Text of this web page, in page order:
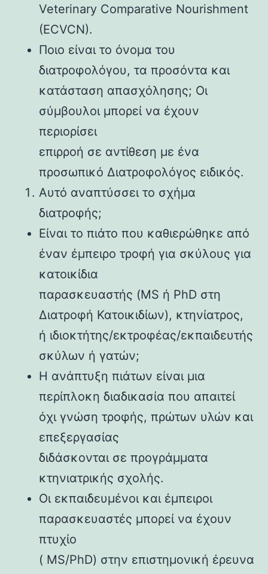
Veterinary Comparative Nourishment
(ECVCN).
Ποιο είναι το όνομα του
διατροφολόγου, τα προσόντα και
κατάσταση απασχόλησης; Οι
σύμβουλοι μπορεί να έχουν
περιορίσει
επιρροή σε αντίθεση με ένα
προσωπικό Διατροφολόγος ειδικός.
Αυτό αναπτύσσει το σχήμα
διατροφής;
Είναι το πιάτο που καθιερώθηκε από
έναν έμπειρο τροφή για σκύλους για
κατοικίδια
παρασκευαστής (MS ή PhD στη
Διατροφή Κατοικιδίων), κτηνίατρος,
ή ιδιοκτήτης/εκτροφέας/εκπαιδευτής
σκύλων ή γατών;
Η ανάπτυξη πιάτων είναι μια
περίπλοκη διαδικασία που απαιτεί
όχι γνώση τροφής, πρώτων υλών και
επεξεργασίας
διδάσκονται σε προγράμματα
κτηνιατρικής σχολής.
Οι εκπαιδευμένοι και έμπειροι
παρασκευαστές μπορεί να έχουν
πτυχίο
( MS/PhD) στην επιστημονική έρευνα